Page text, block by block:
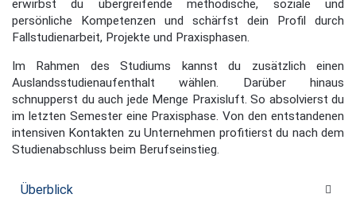
erwirbst du übergreifende methodische, soziale und
persönliche Kompetenzen und schärfst dein Profil durch
Fallstudienarbeit, Projekte und Praxisphasen.
Im Rahmen des Studiums kannst du zusätzlich einen
Auslandsstudienaufenthalt wählen. Darüber hinaus
schnupperst du auch jede Menge Praxisluft. So absolvierst du
im letzten Semester eine Praxisphase. Von den entstandenen
intensiven Kontakten zu Unternehmen profitierst du nach dem
Studienabschluss beim Berufseinstieg.
Überblick